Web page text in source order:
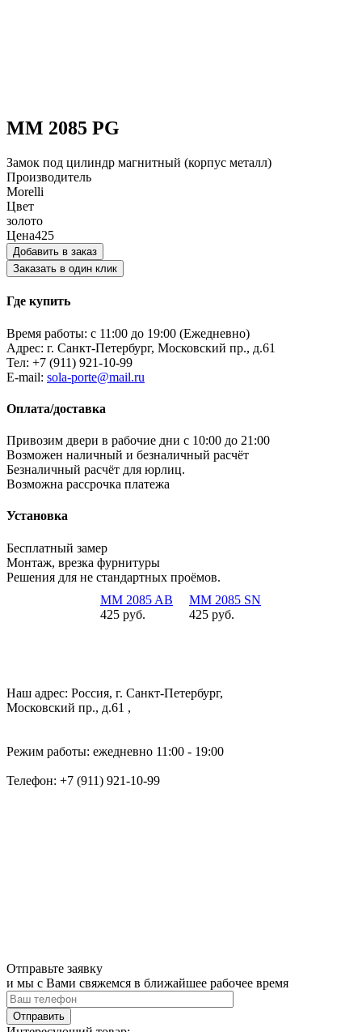
MM 2085 PG
Замок под цилиндр магнитный (корпус металл)
Производитель
Morelli
Цвет
золото
Цена425
Добавить в заказ
Заказать в один клик
Где купить
Время работы: с 11:00 до 19:00 (Ежедневно)
Адрес: г. Санкт-Петербург, Московский пр., д.61
Тел: +7 (911) 921-10-99
E-mail: sola-porte@mail.ru
Оплата/доставка
Привозим двери в рабочие дни с 10:00 до 21:00
Возможен наличный и безналичный расчёт
Безналичный расчёт для юрлиц.
Возможна рассрочка платежа
Установка
Бесплатный замер
Монтаж, врезка фурнитуры
Решения для не стандартных проёмов.
MM 2085 AB
425 руб.
MM 2085 SN
425 руб.
Наш адрес: Россия, г. Санкт-Петербург,
Московский пр., д.61 ,
Режим работы: ежедневно 11:00 - 19:00
Телефон: +7 (911) 921-10-99
Отправьте заявку
и мы с Вами свяжемся в ближайшее рабочее время